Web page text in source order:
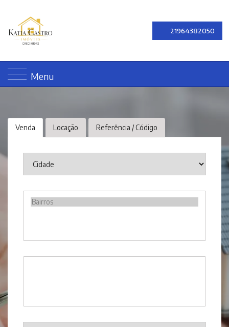
21964382050
Menu
Venda Locação Referência / Código